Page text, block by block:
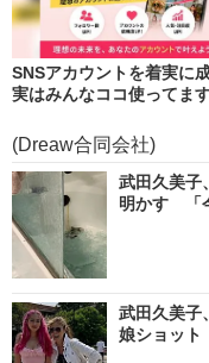
SNSアカウントを着実に成
実はみんなココ使ってます
(Dreaw合同会社)
武田久美子
明かす 「
武田久美子
娘ショッ